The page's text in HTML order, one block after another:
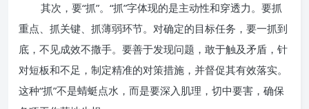
其次，要“抓”。“抓”字体现的是主动性和穿透力。要抓
重点、抓关键、抓薄弱环节。对确定的目标任务，要一抓到
底，不见成效不撒手。要善于发现问题，敢于触及矛盾，针
对短板和不足，制定精准的对策措施，并督促其有效落实。
这种“抓”不是蜻蜓点水，而是要深入肌理，切中要害，确保